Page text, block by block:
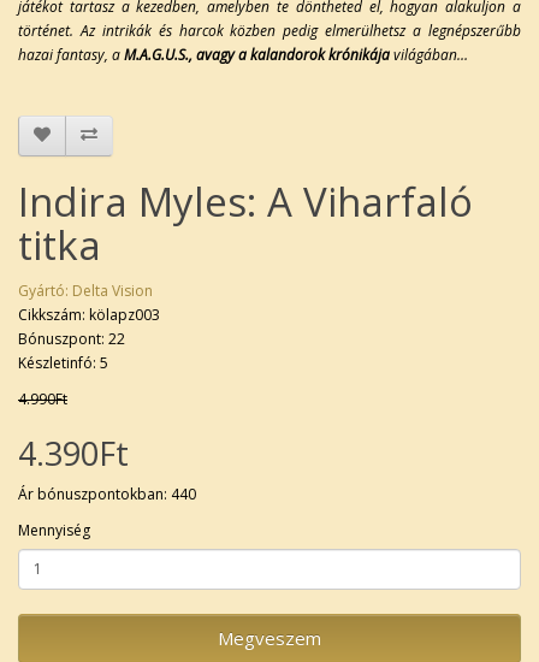
játékot tartasz a kezedben, amelyben te döntheted el, hogyan alakuljon a
történet. Az intrikák és harcok közben pedig elmerülhetsz a legnépszerűbb
hazai fantasy, aM.A.G.U.S.,avagy a kalandorok krónikájavilágában…
Indira Myles: A Viharfaló
titka
Gyártó: Delta Vision
Cikkszám: kölapz003
Bónuszpont: 22
Készletinfó: 5
4.990Ft
4.390Ft
Ár bónuszpontokban: 440
Mennyiség
Megveszem